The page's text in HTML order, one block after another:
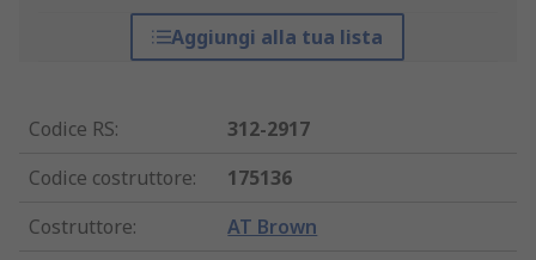
Aggiungi alla tua lista
Codice RS:
312-2917
Codice costruttore:
175136
Costruttore: AT Brown